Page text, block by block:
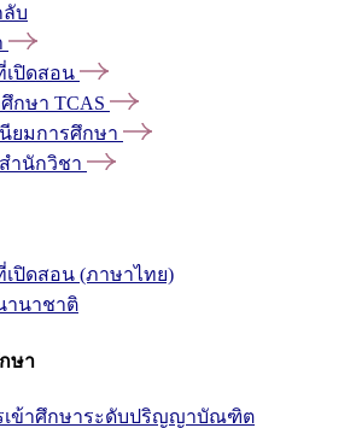
บ
ปิดสอน
กษา TCAS
ยมการศึกษา
ำนักวิชา
ปิดสอน (ภาษาไทย)
านาชาติ
ษา
เข้าศึกษาระดับปริญญาบัณฑิต